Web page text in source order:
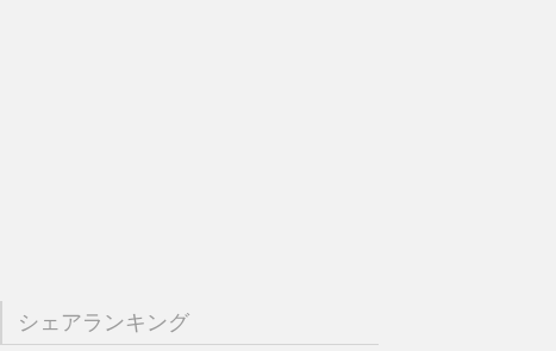
シェアランキング